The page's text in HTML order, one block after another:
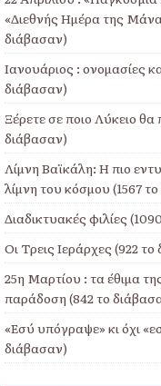
«Διεθνής Ημέρα της
διάβασαν)
Ιανουάριος : ονομασίες
διάβασαν)
Ξέρετε σε ποιο Λύκειο θα
διάβασαν)
Λίμνη Βαϊκάλη: Η πιο
λίμνη του κόσμου (1567
Διαδικτυακές φιλίες
Οι Τρεις Ιεράρχες (922
25η Μαρτίου : τα έθιμα
παράδοση (842 το
«Εσύ υπόγραψε» κι όχι
διάβασαν)